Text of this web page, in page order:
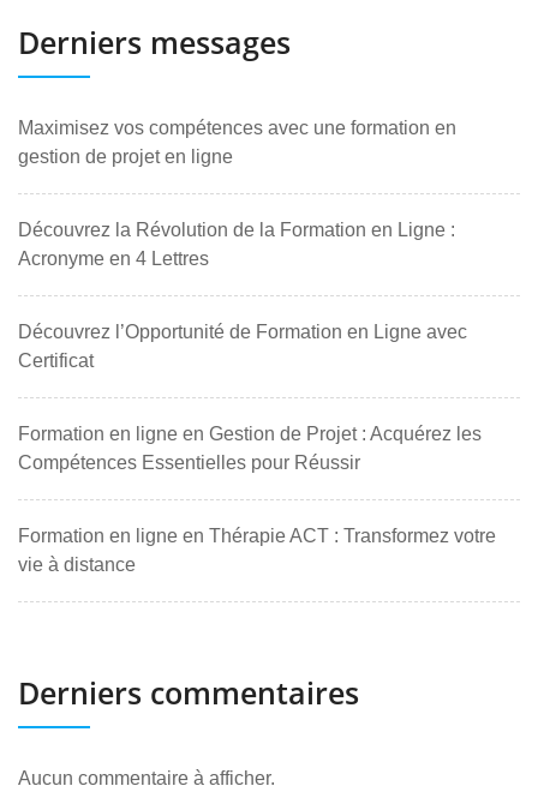
Derniers messages
Maximisez vos compétences avec une formation en
gestion de projet en ligne
Découvrez la Révolution de la Formation en Ligne :
Acronyme en 4 Lettres
Découvrez l’Opportunité de Formation en Ligne avec
Certificat
Formation en ligne en Gestion de Projet : Acquérez les
Compétences Essentielles pour Réussir
Formation en ligne en Thérapie ACT : Transformez votre
vie à distance
Derniers commentaires
Aucun commentaire à afficher.